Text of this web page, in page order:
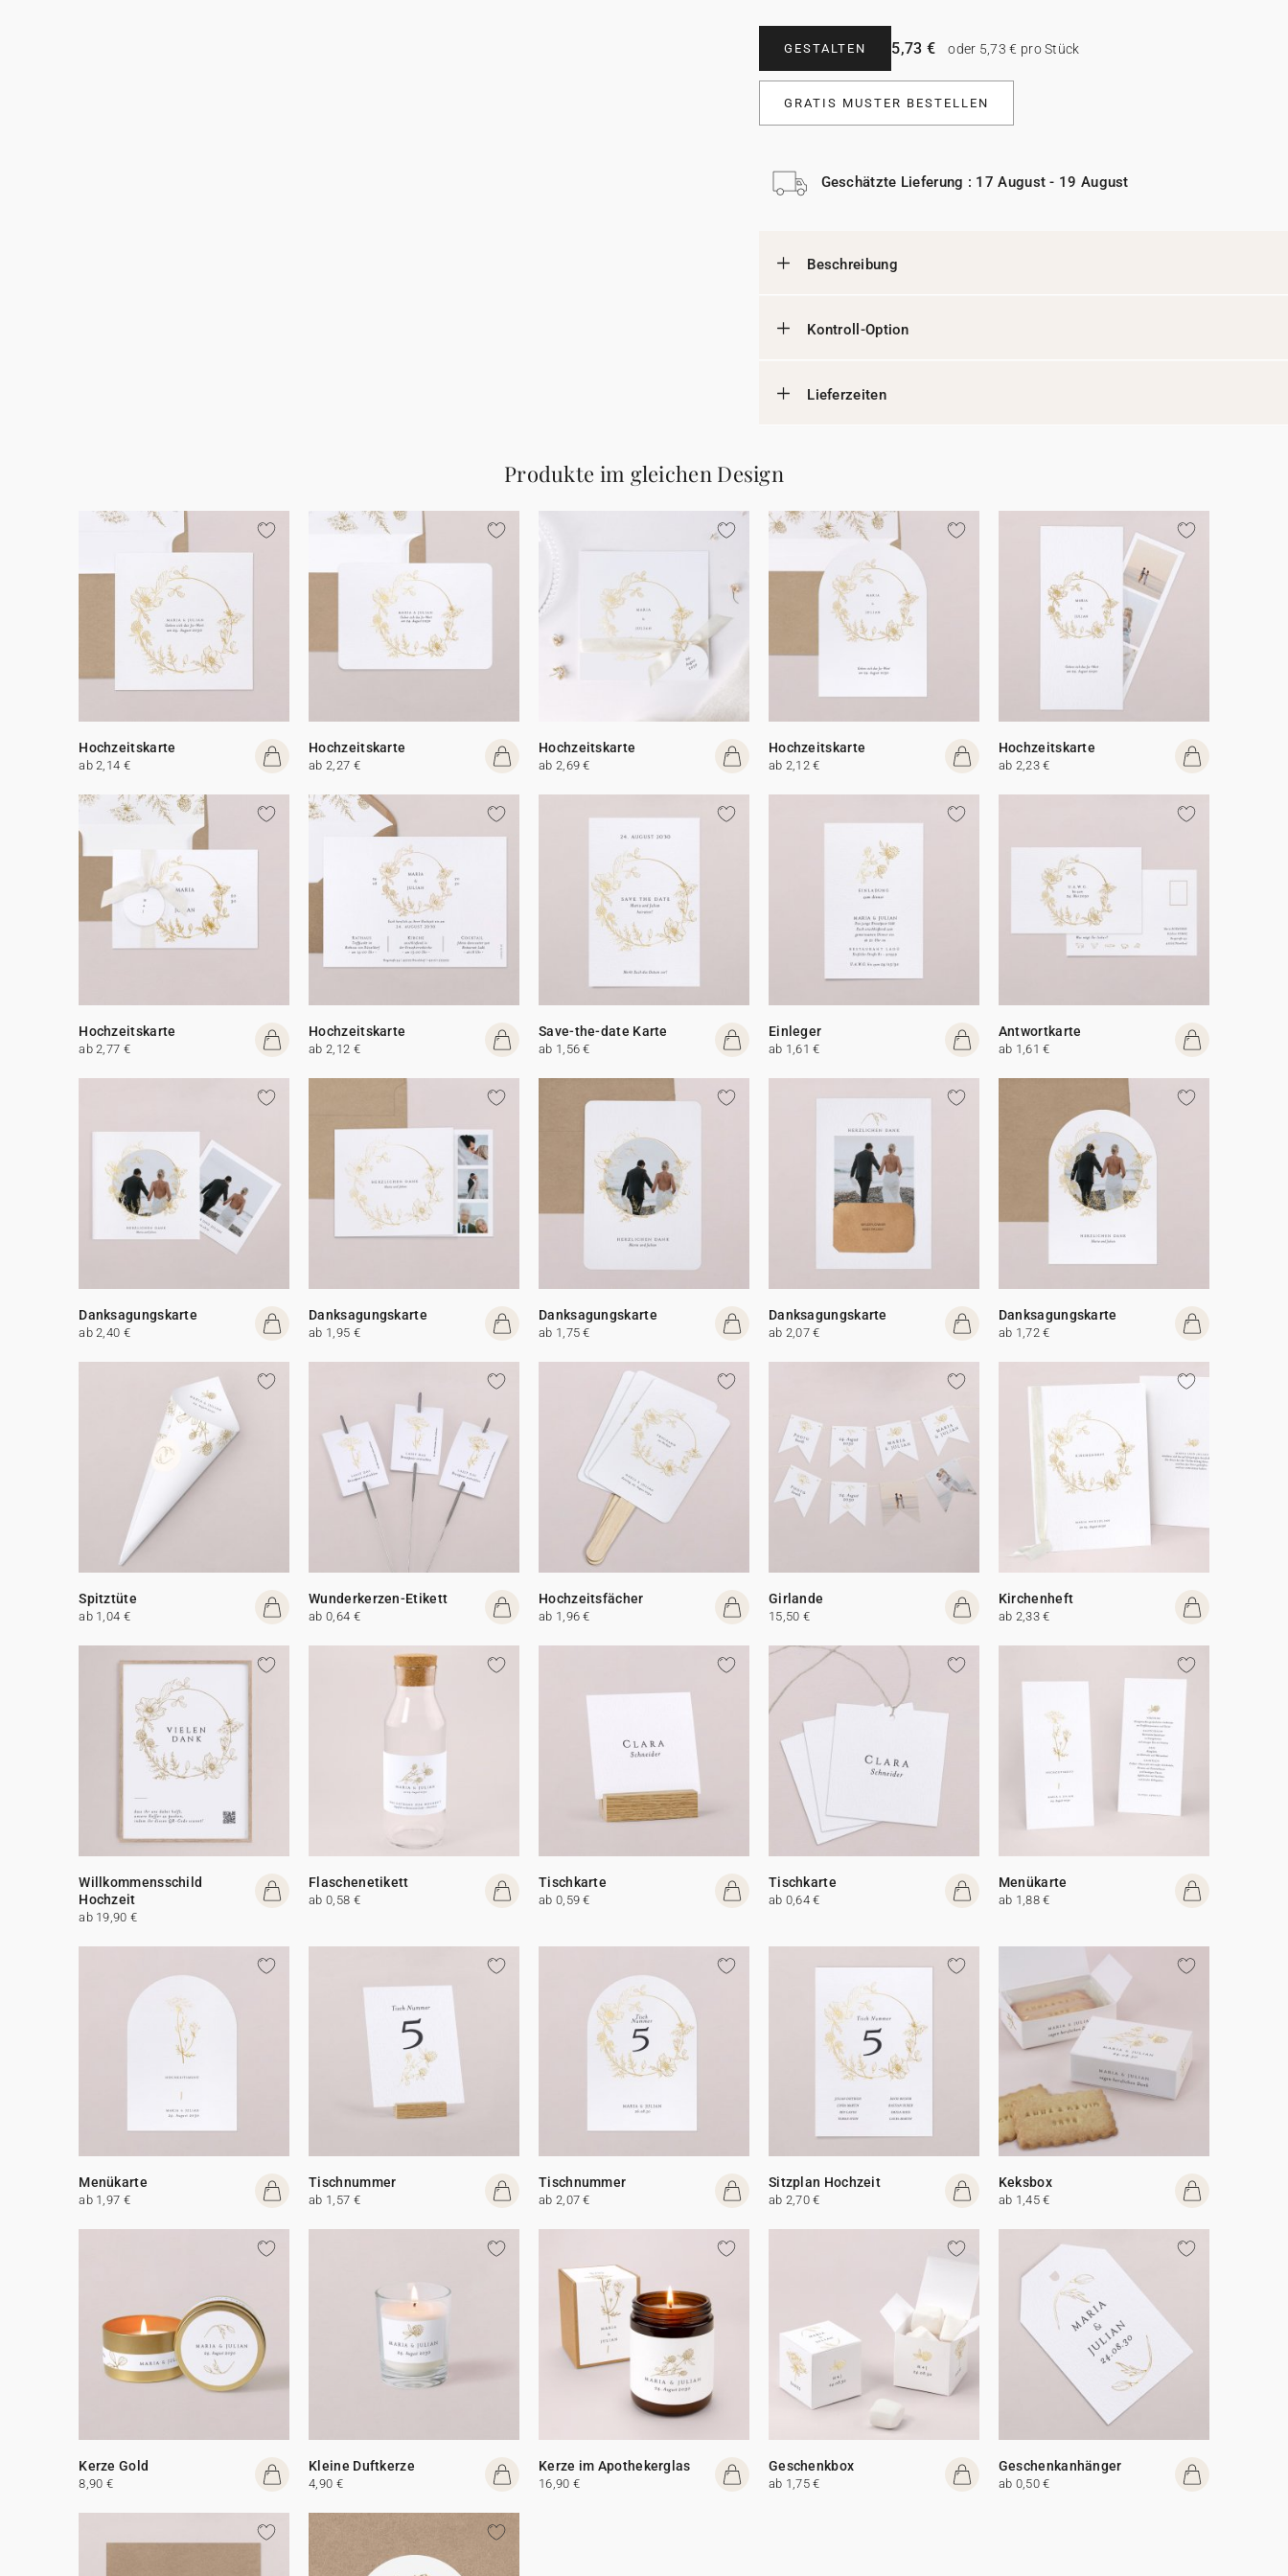
GESTALTEN 5,73 € oder 5,73 € pro Stück
GRATIS MUSTER BESTELLEN
Geschätzte Lieferung : 17 August - 19 August
Beschreibung
Kontroll-Option
Lieferzeiten
Produkte im gleichen Design
Hochzeitskarte
ab 2,14 €
Hochzeitskarte
ab 2,27 €
Hochzeitskarte
ab 2,69 €
Hochzeitskarte
ab 2,12 €
Hochzeitskarte
ab 2,23 €
Hochzeitskarte
ab 2,77 €
Hochzeitskarte
ab 2,12 €
Save-the-date Karte
ab 1,56 €
Einleger
ab 1,61 €
Antwortkarte
ab 1,61 €
Danksagungskarte
ab 2,40 €
Danksagungskarte
ab 1,95 €
Danksagungskarte
ab 1,75 €
Danksagungskarte
ab 2,07 €
Danksagungskarte
ab 1,72 €
Spitztüte
ab 1,04 €
Wunderkerzen-Etikett
ab 0,64 €
Hochzeitsfächer
ab 1,96 €
Girlande
15,50 €
Kirchenheft
ab 2,33 €
Willkommensschild
Hochzeit
ab 19,90 €
Flaschenetikett
ab 0,58 €
Tischkarte
ab 0,59 €
Tischkarte
ab 0,64 €
Menükarte
ab 1,88 €
Menükarte
ab 1,97 €
Tischnummer
ab 1,57 €
Tischnummer
ab 2,07 €
Sitzplan Hochzeit
ab 2,70 €
Keksbox
ab 1,45 €
Kerze Gold
8,90 €
Kleine Duftkerze
4,90 €
Kerze im Apothekerglas
16,90 €
Geschenkbox
ab 1,75 €
Geschenkanhänger
ab 0,50 €